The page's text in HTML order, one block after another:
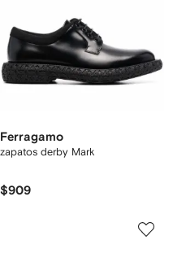
Ferragamo
zapatos derby Mark
$909